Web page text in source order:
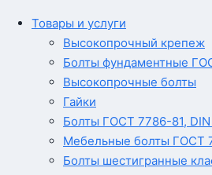
Товары и услуги
Высокопрочный крепеж
Болты фундаментные
Высокопрочные болты
Гайки
Болты ГОСТ 7786-81,
Мебельные болты ГОСТ
Болты шестигранные